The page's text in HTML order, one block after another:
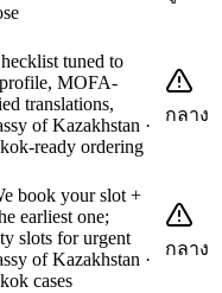
tuned to
MOFA-
translations,
of Kazakhstan ·
ready ordering
กลาง
book your slot +
earliest one;
slots for urgent
of Kazakhstan ·
cases
กลาง